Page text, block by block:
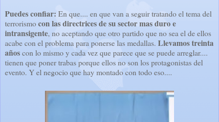
Puedes confiar: En que.... en que van a seguir tratando el tema del
terrorismocon las directrices de su sector mas duro e
intransigente, no aceptando que otro partido que no sea el de ellos
acabe con el problema para ponerse las medallas. Llevamos treinta
añoscon lo mismo y cada vez que parece que se puede arreglar....
tienen que poner trabas porque ellos no son los protagonistas del
evento. Y el negocio que hay montado con todo eso....